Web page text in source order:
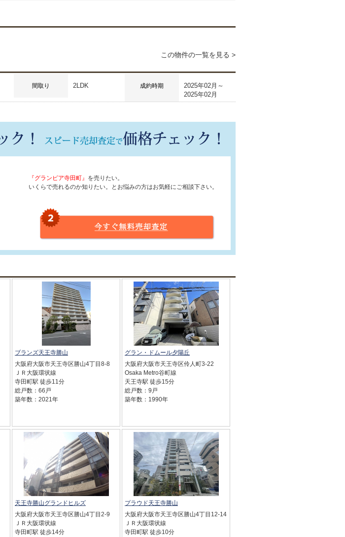
この物件の一覧を見る >
間取り 2LDK 成約時期
2025年02月～
2025年02月
『グランピア寺田町』 を売りたい。
いくらで売れるのか知りたい。とお悩みの方はお気軽にご相談下さい。
ブランズ天王寺勝山
大阪府大阪市天王寺区勝山4丁目8-8
ＪＲ大阪環状線
寺田町駅 徒歩11分
総戸数：66戸
築年数：2021年
グラン・ドムール夕陽丘
大阪府大阪市天王寺区伶人町3-22
Osaka Metro谷町線
天王寺駅 徒歩15分
総戸数：9戸
築年数：1990年
天王寺勝山グランドヒルズ
大阪府大阪市天王寺区勝山4丁目2-9
ＪＲ大阪環状線
寺田町駅 徒歩14分
プラウド天王寺勝山
大阪府大阪市天王寺区勝山4丁目12-14
ＪＲ大阪環状線
寺田町駅 徒歩10分